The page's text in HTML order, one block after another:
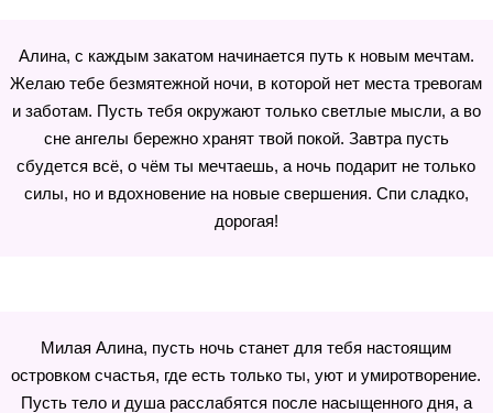
Алина, с каждым закатом начинается путь к новым мечтам.
Желаю тебе безмятежной ночи, в которой нет места тревогам
и заботам. Пусть тебя окружают только светлые мысли, а во
сне ангелы бережно хранят твой покой. Завтра пусть
сбудется всё, о чём ты мечтаешь, а ночь подарит не только
силы, но и вдохновение на новые свершения. Спи сладко,
дорогая!
Милая Алина, пусть ночь станет для тебя настоящим
островком счастья, где есть только ты, уют и умиротворение.
Пусть тело и душа расслабятся после насыщенного дня, а